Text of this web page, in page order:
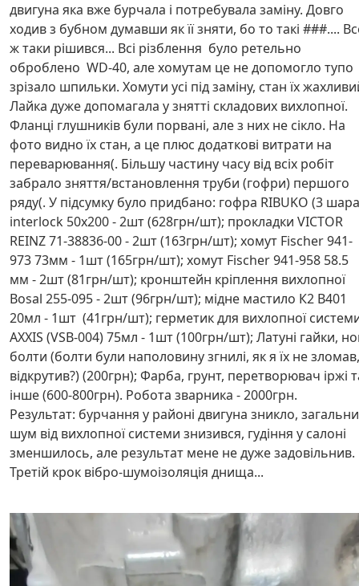
двигуна яка вже бурчала і потребувала заміну. Довго
ходив з бубном думавши як її зняти, бо то такі ###....
ж таки рішився... Всі різблення було ретельно
оброблено WD-40, але хомутам це не допомогло тупо
зрізало шпильки. Хомути усі під заміну, стан їх
Лайка дуже допомагала у знятті складових вихлопної.
Фланці глушників були порвані, але з них не сікло. На
фото видно їх стан, а це плюс додаткові витрати на
переварювання(. Більшу частину часу від всіх робіт
забрало зняття/встановлення труби (гофри) першого
ряду(. У підсумку було придбано: гофра RIBUKO (3
interlock 50x200 - 2шт (628грн/шт); прокладки VICTOR
REINZ 71-38836-00 - 2шт (163грн/шт); хомут Fischer 941-
973 73мм - 1шт (165грн/шт); хомут Fischer 941-958 58.5
мм - 2шт (81грн/шт); кронштейн кріплення вихлопної
Bosal 255-095 - 2шт (96грн/шт); мідне мастило К2 В401
20мл - 1шт (41грн/шт); герметик для вихлопної
AXXIS (VSB-004) 75мл - 1шт (100грн/шт); Латуні гайки,
болти (болти були наполовину згнилі, як я їх не зломав,
відкрутив?) (200грн); Фарба, грунт, перетворювач іржі
інше (600-800грн). Робота зварника - 2000грн.
Результат: бурчання у районі двигуна зникло,
шум від вихлопної системи знизився, гудіння у салоні
зменшилось, але результат мене не дуже задовільнив.
Третій крок вібро-шумоізоляція днища...